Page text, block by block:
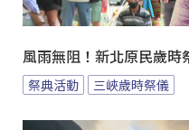
風雨無阻！新北原民歲時
祭典活動 三峽歲時祭儀